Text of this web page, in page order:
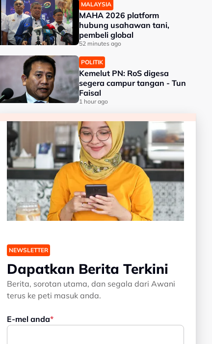
MALAYSIA
MAHA 2026 platform
hubung usahawan tani,
pembeli global
52 minutes ago
POLITIK
Kemelut PN: RoS digesa
segera campur tangan - Tun
Faisal
1 hour ago
NEWSLETTER
Dapatkan Berita Terkini
Berita, sorotan utama, dan segala dari Awani
terus ke peti masuk anda.
E-mel anda